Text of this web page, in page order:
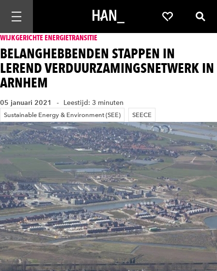
Mobiele navigatie openen Favorieten
WIJKGERICHTE ENERGIETRANSITIE
BELANGHEBBENDEN STAPPEN IN
LEREND VERDUURZAMINGSNETWERK IN
ARNHEM
05 januari 2021 Leestijd: 3 minuten
Sustainable Energy & Environment (SEE) SEECE